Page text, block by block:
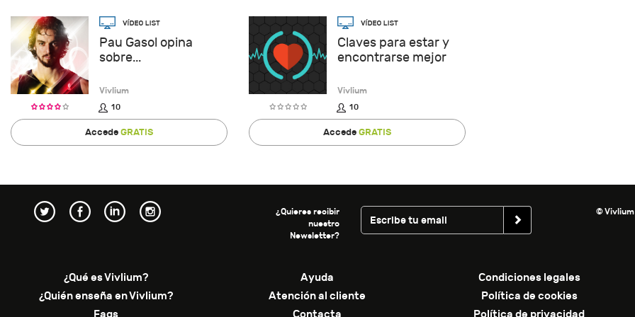
Pau Gasol opina
sobre...
Vivlium
10
AccedeGRATIS
Claves para estar y
encontrarse mejor
Vivlium
10
AccedeGRATIS
¿Quieres recibir
nuestro
Newsletter?
© Vivlium
¿Qué es Vivlium? Ayuda
Condiciones legales
¿Quién enseña en Vivlium?
Atención al cliente
Política de cookies
Faqs
Contacta Política de privacidad